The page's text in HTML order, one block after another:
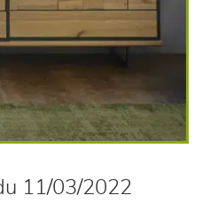
11/03/2022